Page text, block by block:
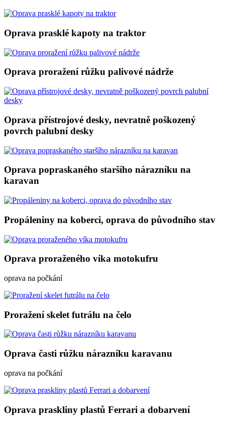
Oprava prasklé kapoty na traktor
Oprava proražení růžku palivové nádrže
Oprava přístrojové desky, nevratně poškozený
povrch palubní desky
Oprava popraskaného staršího nárazníku na
karavan
Propáleniny na koberci, oprava do původního stav
Oprava proraženého víka motokufru
oprava na počkání
Proražení skelet futrálu na čelo
Oprava časti růžku nárazníku karavanu
oprava na počkání
Oprava praskliny plastů Ferrari a dobarvení